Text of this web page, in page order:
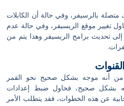
متصلة بالرسيفر، وفي حالة أن الكابلات
تغيير موقع الريسيفر، وفي حالة عدم
تحديث برامج الريسيفر وهذا يتم من
من أنه موجه بشكل صحيح نحو القمر
بشكل صحيح، فحاول ضبط إعدادات
عن هذه الخطوات، فقد يتطلب الأمر